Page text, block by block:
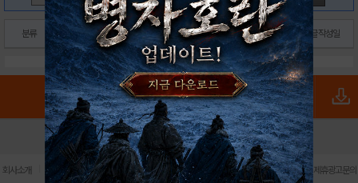
분류 제목 닉네임 글작성일
로그인 PC버전 전체앱
회사소개 이용약관 | 개인정보 처리방침 | 청소년 보호정책 불법촬영물 신고센터 | 제휴광고문의